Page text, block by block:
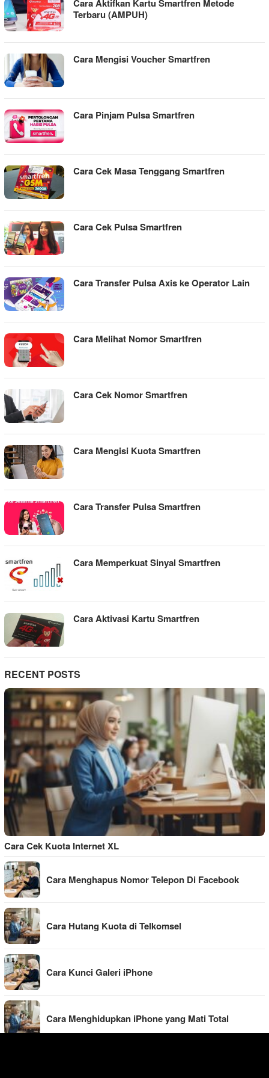
Cara Aktifkan Kartu Smartfren Metode
Terbaru (AMPUH)
Cara Mengisi Voucher Smartfren
Cara Pinjam Pulsa Smartfren
Cara Cek Masa Tenggang Smartfren
Cara Cek Pulsa Smartfren
Cara Transfer Pulsa Axis ke Operator Lain
Cara Melihat Nomor Smartfren
Cara Cek Nomor Smartfren
Cara Mengisi Kuota Smartfren
Cara Transfer Pulsa Smartfren
Cara Memperkuat Sinyal Smartfren
Cara Aktivasi Kartu Smartfren
RECENT POSTS
Cara Cek Kuota Internet XL
Cara Menghapus Nomor Telepon Di Facebook
Cara Hutang Kuota di Telkomsel
Cara Kunci Galeri iPhone
Cara Menghidupkan iPhone yang Mati Total